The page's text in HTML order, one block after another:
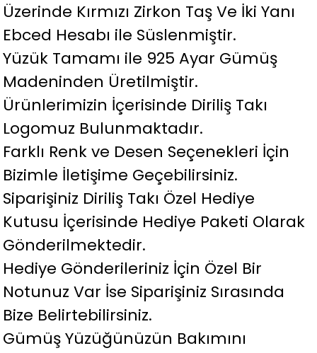
Üzerinde Kırmızı Zirkon Taş Ve İki Yanı
Ebced Hesabı ile Süslenmiştir.
Yüzük Tamamı ile 925 Ayar Gümüş
Madeninden Üretilmiştir.
Ürünlerimizin İçerisinde Diriliş Takı
Logomuz Bulunmaktadır.
Farklı Renk ve Desen Seçenekleri İçin
Bizimle İletişime Geçebilirsiniz.
Siparişiniz Diriliş Takı Özel Hediye
Kutusu İçerisinde Hediye Paketi Olarak
Gönderilmektedir.
Hediye Gönderileriniz İçin Özel Bir
Notunuz Var İse Siparişiniz Sırasında
Bize Belirtebilirsiniz.
Gümüş Yüzüğünüzün Bakımını